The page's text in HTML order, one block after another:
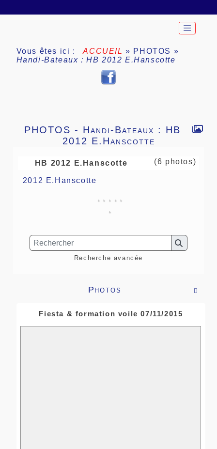
Vous êtes ici : ACCUEIL» PHOTOS »
Handi-Bateaux : HB 2012 E.Hanscotte
PHOTOS - Handi-Bateaux : HB
2012 E.Hanscotte
HB 2012 E.Hanscotte (6 photos)
2012 E.Hanscotte
Recherche avancée

Photos
Fiesta & formation voile 07/11/2015